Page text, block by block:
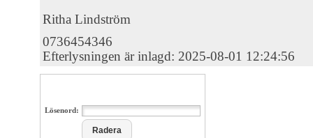
Ritha Lindström
0736454346
Efterlysningen är inlagd: 2025-08-01 12:24:56
Lösenord: